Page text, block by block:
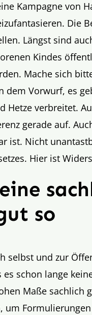
Kampagne von
Die
Längst sind
Kindes
Mache sich
dem Vorwurf, es
Hetze verbreitet.
gerade auf.
ist. Nicht
Hier ist
so
selbst und zur
es schon lange
Maße sachlich
um